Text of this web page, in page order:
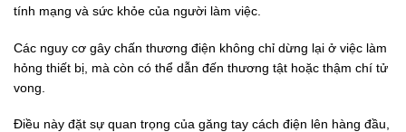
tính mạng và sức khỏe của người làm việc.
Các nguy cơ gây chấn thương điện không chỉ dừng lại ở việc làm
hỏng thiết bị, mà còn có thể dẫn đến thương tật hoặc thậm chí tử
vong.
Điều này đặt sự quan trọng của găng tay cách điện lên hàng đầu,